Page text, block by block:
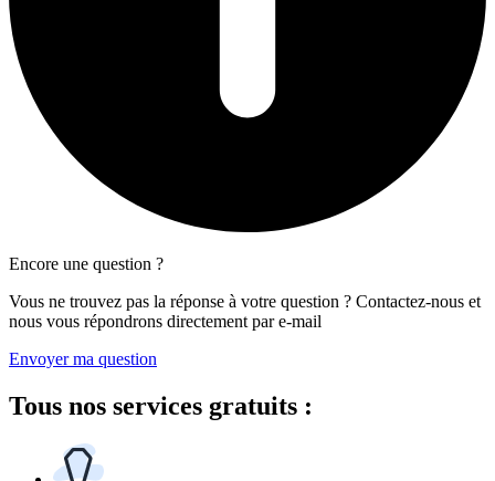
Encore une question ?
Vous ne trouvez pas la réponse à votre question ? Contactez-nous et
nous vous répondrons directement par e-mail
Envoyer ma question
Tous nos services gratuits :